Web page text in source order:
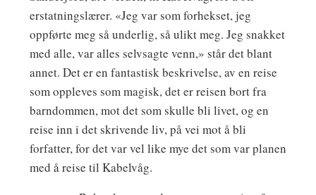
erstatningslærer. «Jeg var som forhekset, jeg
oppførte meg så underlig, så ulikt meg. Jeg snakket
med alle, var alles selvsagte venn,» står det blant
annet. Det er en fantastisk beskrivelse, av en reise
som oppleves som magisk, det er reisen bort fra
barndommen, mot det som skulle bli livet, og en
reise inn i det skrivende liv, på vei mot å bli
forfatter, for det var vel like mye det som var planen
med å reise til Kabelvåg.